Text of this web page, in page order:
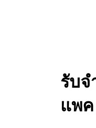
รับจ
แพ